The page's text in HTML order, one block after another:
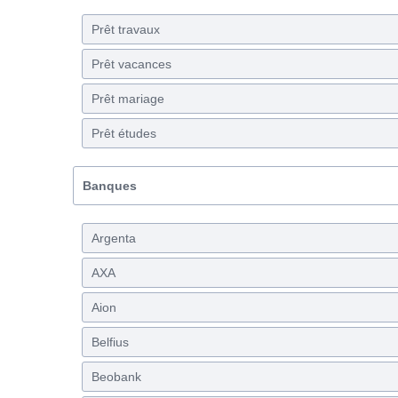
Prêt travaux
Prêt vacances
Prêt mariage
Prêt études
Banques
Argenta
AXA
Aion
Belfius
Beobank